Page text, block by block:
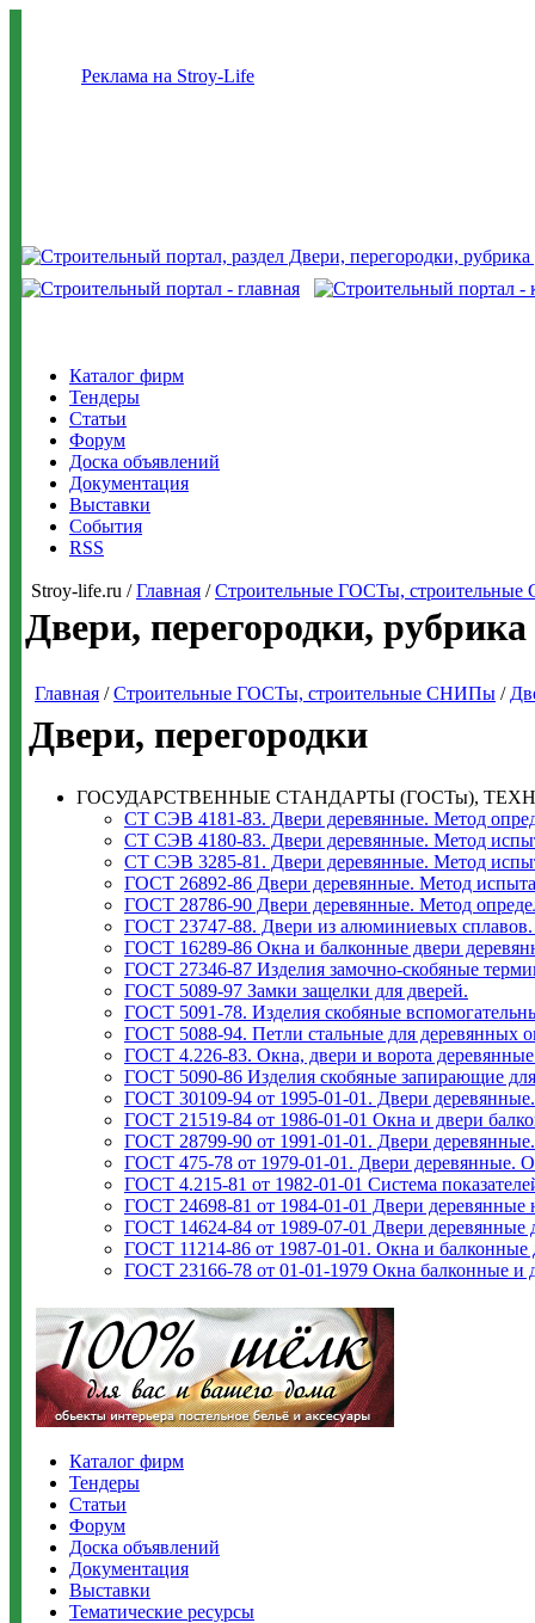
Реклама на Stroy-Life
Каталог фирм
Тендеры
Статьи
Форум
Доска объявлений
Документация
Выставки
События
RSS
Stroy-life.ru /Главная /Строительные ГОСТы,
Двери, перегородки,
Главная /Строительные ГОСТы, строительные СНИПы /
Двери, перегородки
ГОСУДАРСТВЕННЫЕ СТАНДАРТЫ (ГОСТы),
СТ СЭВ 4181-83. Двери деревянные. Метод
СТ СЭВ 4180-83. Двери деревянные. Метод
СТ СЭВ 3285-81. Двери деревянные. Метод
ГОСТ 26892-86 Двери деревянные. Метод
ГОСТ 28786-90 Двери деревянные. Метод
ГОСТ 23747-88. Двери из алюминиевых
ГОСТ 16289-86 Окна и балконные двери
ГОСТ 27346-87 Изделия замочно-скобяные
ГОСТ 5089-97 Замки защелки для дверей.
ГОСТ 5091-78. Изделия скобяные
ГОСТ 5088-94. Петли стальные для деревянных
ГОСТ 4.226-83. Окна, двери и ворота
ГОСТ 5090-86 Изделия скобяные запирающие
ГОСТ 30109-94 от 1995-01-01. Двери
ГОСТ 21519-84 от 1986-01-01 Окна и двери
ГОСТ 28799-90 от 1991-01-01. Двери
ГОСТ 475-78 от 1979-01-01. Двери деревянные.
ГОСТ 4.215-81 от 1982-01-01 Система
ГОСТ 24698-81 от 1984-01-01 Двери
ГОСТ 14624-84 от 1989-07-01 Двери деревянные
ГОСТ 11214-86 от 1987-01-01. Окна и
ГОСТ 23166-78 от 01-01-1979 Окна балконные и
Каталог фирм
Тендеры
Статьи
Форум
Доска объявлений
Документация
Выставки
Тематические ресурсы